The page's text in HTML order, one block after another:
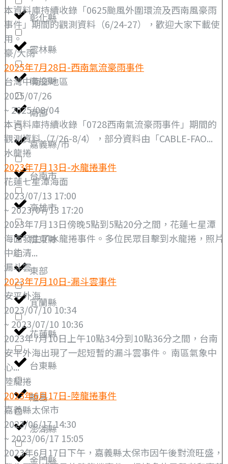
彰化縣
雲林縣
南投縣
南部
嘉義縣/市
台南市
高雄市
屏東縣
東部
宜蘭縣
花蓮縣
台東縣
離島
澎湖縣
金門縣
本資料庫持續收錄「0625颱風外圍環流及西南風豪雨
事件」期間的觀測資料（6/24-27），歡迎大家下載使
用。
豪/大雨
2025年7月28日-西南氣流豪雨事件
台灣中南部地區
2025/07/26
~ 2025/08/04
本資料庫持續收錄「0728西南氣流豪雨事件」期間的
觀測資料（7/26-8/4），部分資料由「CABLE-FAO...
水龍捲
2023年7月13日-水龍捲事件
花蓮七星潭海面
2023/07/13 17:00
~ 2023/07/13 17:20
2023年7月13日傍晚5點到5點20分之間，花蓮七星潭
海面發生了水龍捲事件。多位民眾目擊到水龍捲，照片
中能清...
漏斗雲
2023年7月10日-漏斗雲事件
安平外海
2023/07/10 10:34
~ 2023/07/10 10:36
2023年7月10日上午10點34分到10點36分之間，台南
安平外海出現了一起短暫的漏斗雲事件。 南區氣象中
心...
陸龍捲
2023年6月17日-陸龍捲事件
嘉義縣太保市
2023/06/17 14:30
~ 2023/06/17 15:05
2023年6月17日下午，嘉義縣太保市因午後對流旺盛，